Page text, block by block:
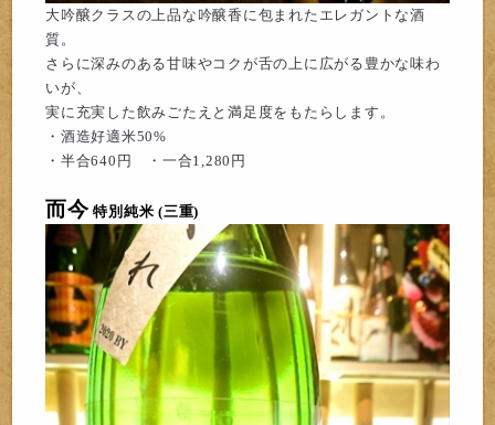
大吟醸クラスの上品 な吟醸香に包まれたエレガントな酒
質。
さらに深みのある甘味やコクが舌の上に広がる豊かな味わ
いが、
実に充実した飲みごたえと満足度をもたらします。
・酒造好適米50%
・半合640円 ・一合1,280円
而今特別 純米 (三重)